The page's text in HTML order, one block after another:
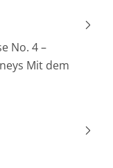
No. 4 –
Mit dem